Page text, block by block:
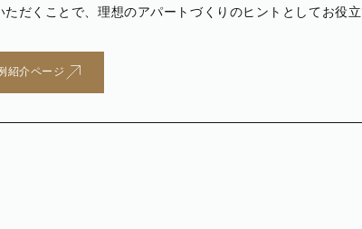
だくことで、理想のアパートづくりのヒントとしてお役
紹介ページ